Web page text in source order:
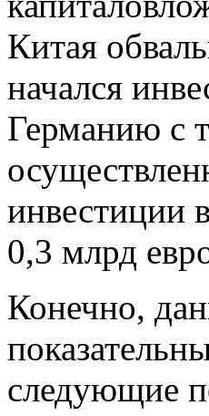
Китая
начался
Германию с
инвестиции
0,3 млрд
Конечно,
следующие